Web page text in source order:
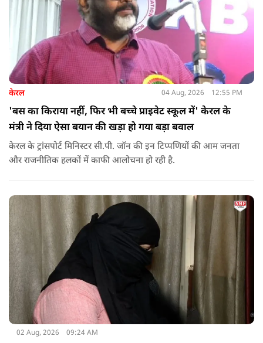
केरल 04 Aug, 2026 12:55 PM
'बस का किराया नहीं, फिर भी बच्चे प्राइवेट स्कूल में' केरल के
मंत्री ने दिया ऐसा बयान की खड़ा हो गया बड़ा बवाल
केरल के ट्रांसपोर्ट मिनिस्टर सी.पी. जॉन की इन टिप्पणियों की आम जनता
और राजनीतिक हलकों में काफी आलोचना हो रही है.
02 Aug, 2026 09:24 AM